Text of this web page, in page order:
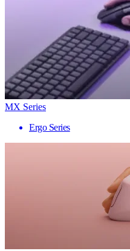
MX Series
Ergo Series